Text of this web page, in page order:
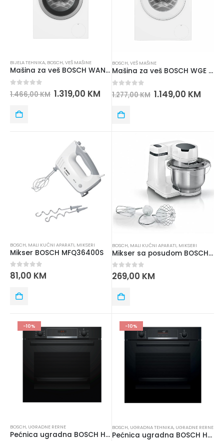
BIJELA TEHNIKA, BOSCH,VEŠ MAŠINE
Mašina za veš BOSCH WAN24266BY
1.466,00KM 1.319,00 KM
BOSCH,VEŠ MAŠINE
Mašina za veš BOSCH WGE 02200BY
1.277,00KM 1.149,00 KM
BOSCH, MALI KUĆNI APARATI, MIKSERI
Mikser BOSCH MFQ36400S
0out of 5
81,00 KM
BOSCH, MALI KUĆNI APARATI, MIKSERI
Mikser sa posudom BOSCH MUMS2EW00
0out of 5
269,00 KM
-10%
BOSCH, UGRADNE RERNE
Pećnica ugradna BOSCH HBA513BB1
-10%
BOSCH, UGRADNA TEHNIKA, UGRADNE RERNE
Pećnica ugradna BOSCH HBG5370BO